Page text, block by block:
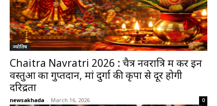
ज्योतिष
Chaitra Navratri 2026 : चैत्र नवरात्रि में करें इन
वस्तुओं का गुप्तदान, मां दुर्गा की कृपा से दूर होगी
दरिद्रता
newsakhada - March 16, 2026 0